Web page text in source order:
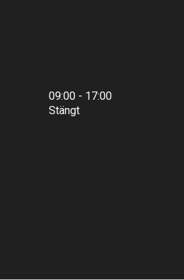
09:00 - 17:00
Stängt